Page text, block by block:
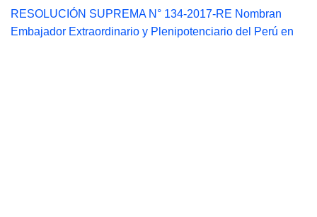
RESOLUCIÓN SUPREMA N° 134-2017-RE Nombran
Embajador Extraordinario y Plenipotenciario del Perú en